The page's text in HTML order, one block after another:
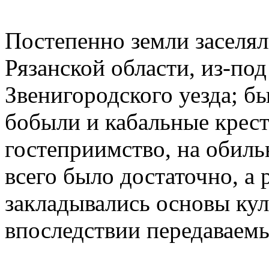
Постепенно земли
Рязанской области, из-
Звенигородского уезда;
бобыли и кабальные
гостеприимство, на
всего было достаточно, а
закладывались основы
впоследствии